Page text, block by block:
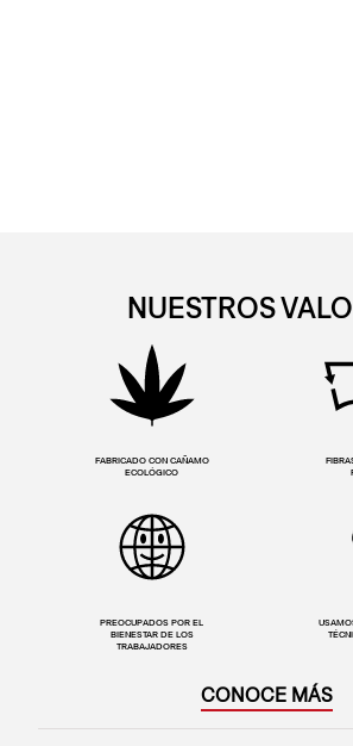
NUESTROS
FABRICADO CON CAÑAMO
ECOLÓGICO
PREOCUPADOS POR EL
BIENESTAR DE LOS
TRABAJADORES
CONOCE MÁS